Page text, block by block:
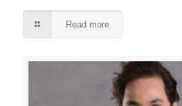
Read more